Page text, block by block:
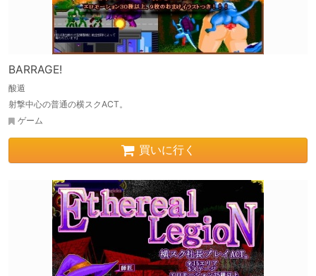
BARRAGE!
酸遁
射撃中心の普通の横スクACT。
ゲーム
買いに行く